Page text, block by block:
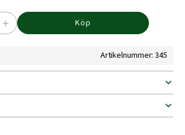
+ Köp
Artikelnummer: 345